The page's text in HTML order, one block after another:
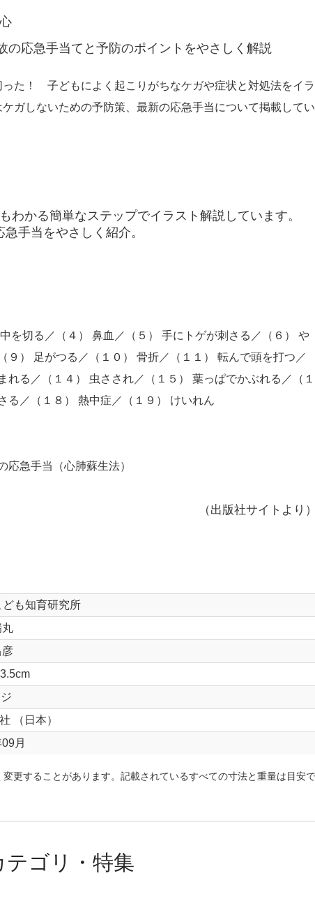
応急手当てと予防のポイントをやさしく解説
た！ 子どもによく起こりがちなケガや症状と対処法をイラ
ガしないための予防策、最新の応急手当について掲載してい
わかる簡単なステップでイラスト解説しています。
手当をやさしく紹介。
を切る／（４） 鼻血／（５） 手にトゲが刺さる／（６） や
９） 足がつる／（１０） 骨折／（１１） 転んで頭を打つ／
れる／（１４） 虫さされ／（１５） 葉っぱでかぶれる／（１
る／（１８） 熱中症／（１９） けいれん
応急手当（心肺蘇生法）
（出版社サイトより）
ども知育研究所
丸
彦
（日本）
月
更することがあります。記載されているすべての寸法と重量は目安
ゴリ・特集